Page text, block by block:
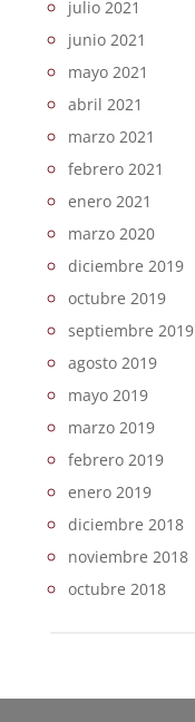
julio 2021
junio 2021
mayo 2021
abril 2021
marzo 2021
febrero 2021
enero 2021
marzo 2020
diciembre 2019
octubre 2019
septiembre 2019
agosto 2019
mayo 2019
marzo 2019
febrero 2019
enero 2019
diciembre 2018
noviembre 2018
octubre 2018